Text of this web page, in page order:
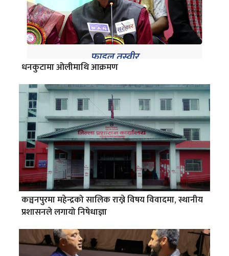
धनकुटामा ओलीमाथि आक्रमण
कञ्चनपुरमा महेन्द्रको सालिक राख्ने विषय विवादमा, स्थानीय
प्रशासनले लगायो निषेधाज्ञा